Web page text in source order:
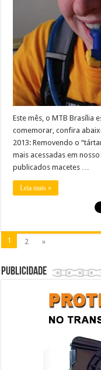
Este mês, o MTB Brasília
comemorar, confira
2013: Removendo o
mais acessadas em
publicados macetes …
Leia mais »
1 2 »
Publicidade